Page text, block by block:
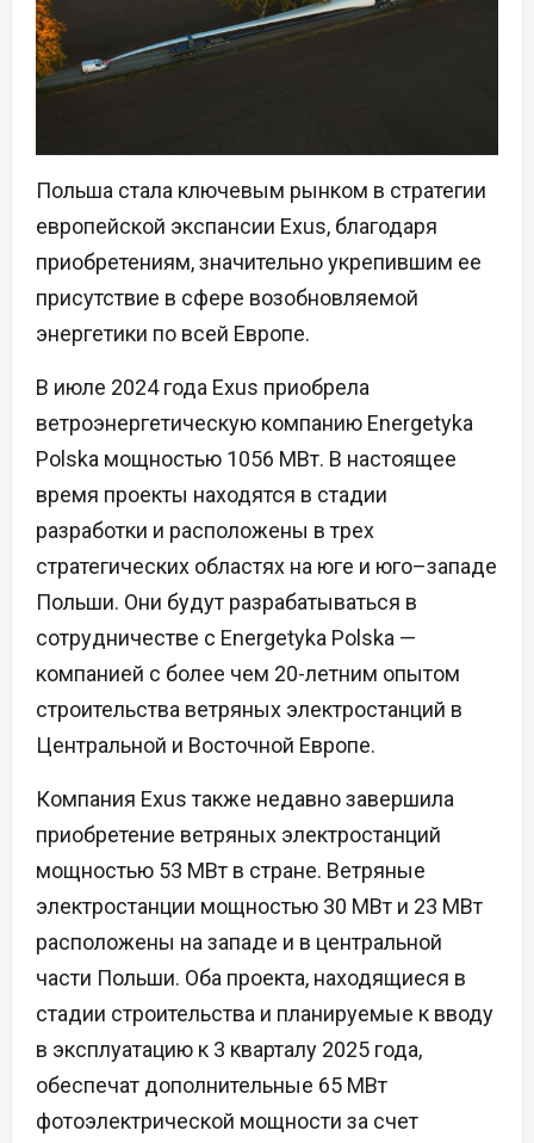
Польша стала ключевым рынком в стратегии
европейской экспансии Exus, благодаря
приобретениям, значительно укрепившим ее
присутствие в сфере возобновляемой
энергетики по всей Европе.
В июле 2024 года Exus приобрела
ветроэнергетическую компанию Energetyka
Polska мощностью 1056 МВт. В настоящее
время проекты находятся в стадии
разработки и расположены в трех
стратегических областях на юге и юго–западе
Польши. Они будут разрабатываться в
сотрудничестве с Energetyka Polska —
компанией с более чем 20-летним опытом
строительства ветряных электростанций в
Центральной и Восточной Европе.
Компания Exus также недавно завершила
приобретение ветряных электростанций
мощностью 53 МВт в стране. Ветряные
электростанции мощностью 30 МВт и 23 МВт
расположены на западе и в центральной
части Польши. Оба проекта, находящиеся в
стадии строительства и планируемые к вводу
в эксплуатацию к 3 кварталу 2025 года,
обеспечат дополнительные 65 МВт
фотоэлектрической мощности за счет